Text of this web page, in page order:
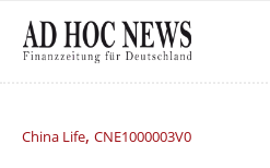
China Life, CNE1000003V0